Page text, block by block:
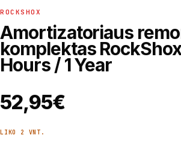
ROCKSHOX
Amortizatoriaus
komplektas
Hours / 1 Year
52,95€
LIKO 2 VNT.